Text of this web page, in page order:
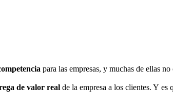
para las empresas, y muchas de ellas
de valor realde la empresa a los clientes. Y es